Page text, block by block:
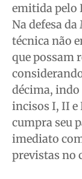
emitida pelo
Na defesa
técnica não
que possam
décima, indo
incisos I, II e
cumpra seu
imediato
previstas no